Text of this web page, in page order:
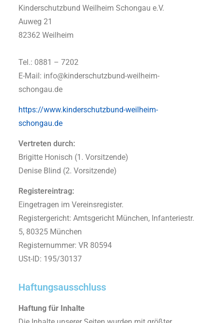
Kinderschutzbund Weilheim Schongau e.V.
Auweg 21
82362 Weilheim
Tel.: 0881 – 7202
E-Mail: info@kinderschutzbund-weilheim-
schongau.de
https://www.kinderschutzbund-weilheim-
schongau.de
Vertreten durch:
Brigitte Honisch (1. Vorsitzende)
Denise Blind (2. Vorsitzende)
Registereintrag:
Eingetragen im Vereinsregister.
Registergericht: Amtsgericht München, Infanteriestr.
5, 80325 München
Registernummer: VR 80594
USt-ID: 195/30137
Haftungsausschluss
Haftung für Inhalte